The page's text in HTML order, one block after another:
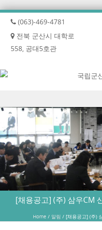
(063)-469-4781
전북 군산시 대학로
558, 공대5호관
Skip to content
[채용공고] (주) 삼우CM
Home / 알림 /[채용공고] (주)